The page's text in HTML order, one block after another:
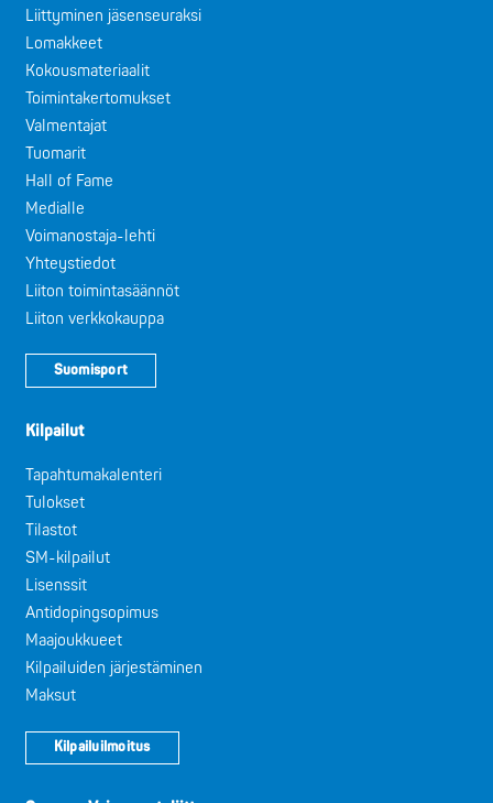
Liittyminen jäsenseuraksi
Lomakkeet
Kokousmateriaalit
Toimintakertomukset
Valmentajat
Tuomarit
Hall of Fame
Medialle
Voimanostaja-lehti
Yhteystiedot
Liiton toimintasäännöt
Liiton verkkokauppa
Suomisport
Kilpailut
Tapahtumakalenteri
Tulokset
Tilastot
SM-kilpailut
Lisenssit
Antidopingsopimus
Maajoukkueet
Kilpailuiden järjestäminen
Maksut
Kilpailuilmoitus